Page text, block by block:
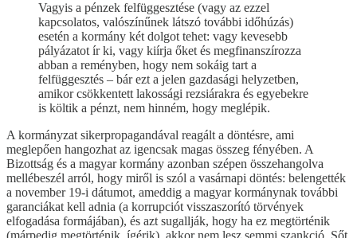
Vagyis a pénzek felfüggesztése (vagy az ezzel
kapcsolatos, valószínűnek látszó további időhúzás)
esetén a kormány két dolgot tehet: vagy kevesebb
pályázatot ír ki, vagy kiírja őket és megfinanszírozza
abban a reményben, hogy nem sokáig tart a
felfüggesztés – bár ezt a jelen gazdasági helyzetben,
amikor csökkentett lakossági rezsiárakra és egyebekre
is költik a pénzt, nem hinném, hogy meglépik.
A kormányzat sikerpropagandával reagált a döntésre, ami
meglepően hangozhat az igencsak magas összeg fényében. A
Bizottság és a magyar kormány azonban szépen összehangolva
mellébeszél arról, hogy miről is szól a vasárnapi döntés: belengették
a november 19-i dátumot, ameddig a magyar kormánynak további
garanciákat kell adnia (a korrupciót visszaszorító törvények
elfogadása formájában), és azt sugallják, hogy ha ez megtörténik